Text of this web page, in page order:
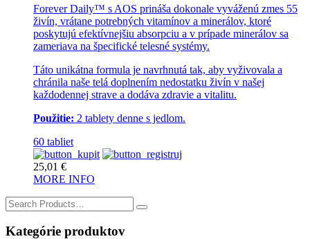
Forever Daily™ s AOS prináša dokonale vyváženú zmes 55
živín, vrátane potrebných vitamínov a minerálov, ktoré
poskytujú efektívnejšiu absorpciu a v prípade minerálov sa
zameriava na špecifické telesné systémy.
Táto unikátna formula je navrhnutá tak, aby vyživovala a
chránila naše telá doplnením nedostatku živín v našej
každodennej strave a dodáva zdravie a vitalitu.
Použitie: 2 tablety denne s jedlom.
60 tabliet
25,01 €
MORE INFO
Search
for:
Kategórie produktov